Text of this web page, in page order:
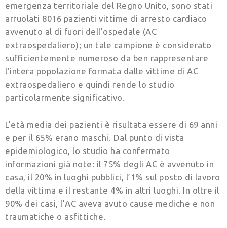
emergenza territoriale del Regno Unito, sono stati
arruolati 8016 pazienti vittime di arresto cardiaco
avvenuto al di fuori dell’ospedale (AC
extraospedaliero); un tale campione è considerato
sufficientemente numeroso da ben rappresentare
l’intera popolazione formata dalle vittime di AC
extraospedaliero e quindi rende lo studio
particolarmente significativo.
L’età media dei pazienti è risultata essere di 69 anni
e per il 65% erano maschi. Dal punto di vista
epidemiologico, lo studio ha confermato
informazioni già note: il 75% degli AC è avvenuto in
casa, il 20% in luoghi pubblici, l’1% sul posto di lavoro
della vittima e il restante 4% in altri luoghi. In oltre il
90% dei casi, l’AC aveva avuto cause mediche e non
traumatiche o asfittiche.